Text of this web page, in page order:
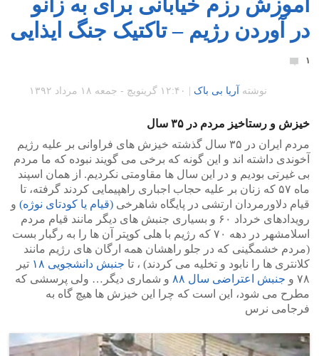
در آوردن رژیم – تاکتیک جنگ ایذایی‎
۱
نوشته آریا بی باک ۱۲:۴۰ گرينويچ - جمعه ۱۸ مرداد ۱۳۹۲
خیزش و رستاخیز مردم در ۳۵ سال
مردم ایران در ۳۵ سال گذشته خیزش های فراوانی بر علیه رژیم
آخوندی داشته اند و این گونه که برخی می گویند نبوده که ما مردم
بی غیرتی بودیم و در این سال ها مقاومتی نکردیم. از همان اسپند
ماه ۵۷ که زنان بر علیه حجاب اجباری راهپیمایی کردند گرفته، تا
قیام دلاورمردان ارتشی در پایگاه شاهرخی (قیام یا کودتای نوژه) و
رویدادهای خرداد ۶۰ و بسیاری جنبش های دیگر مانند قیام مردم
اسلامشهر در دهه ۷۰ که رژیم با هلی کوپتر آن ها را به رگبار بست
(مردم خشمگینی که در جلو راهشان همه ارگان های رژیم مانند
کلانتری ها را نابود و تخلیه می کردند) ، تا جنبش دانشجویی ۱۸
تیر
۷۸ و
جنبش اعتراضی سال ۸۸
و شماری دیگر… ولی پرسشی که
مطرح می شود، این است که چرا این خیزش ها هیچ گاه به
فرجامی نرس